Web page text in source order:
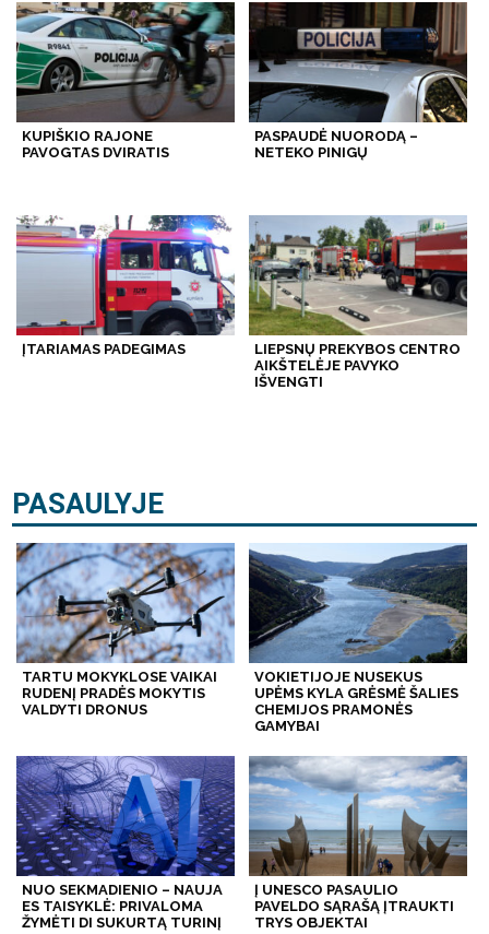
KUPIŠKIO RAJONE
PAVOGTAS DVIRATIS
PASPAUDĖ NUORODĄ –
NETEKO PINIGŲ
ĮTARIAMAS PADEGIMAS
LIEPSNŲ PREKYBOS CENTRO
AIKŠTELĖJE PAVYKO
IŠVENGTI
PASAULYJE
TARTU MOKYKLOSE VAIKAI
RUDENĮ PRADĖS MOKYTIS
VALDYTI DRONUS
VOKIETIJOJE NUSEKUS
UPĖMS KYLA GRĖSMĖ ŠALIES
CHEMIJOS PRAMONĖS
GAMYBAI
NUO SEKMADIENIO – NAUJA
ES TAISYKLĖ: PRIVALOMA
ŽYMĖTI DI SUKURTĄ TURINĮ
Į UNESCO PASAULIO
PAVELDO SĄRAŠĄ ĮTRAUKTI
TRYS OBJEKTAI